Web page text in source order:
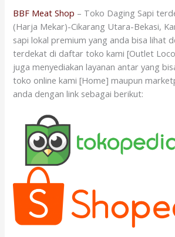
BBF Meat Shop – Toko Daging Sapi
(Harja Mekar)-Cikarang Utara-Bekasi,
sapi lokal premium yang anda bisa lihat
terdekat di daftar toko kami [Outlet
juga menyediakan layanan antar yang
toko online kami [Home] maupun
anda dengan link sebagai berikut: